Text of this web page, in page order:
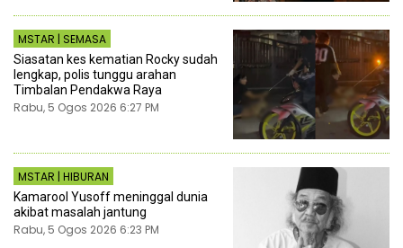
MSTAR | SEMASA
Siasatan kes kematian Rocky sudah
lengkap, polis tunggu arahan
Timbalan Pendakwa Raya
Rabu, 5 Ogos 2026 6:27 PM
MSTAR | HIBURAN
Kamarool Yusoff meninggal dunia
akibat masalah jantung
Rabu, 5 Ogos 2026 6:23 PM